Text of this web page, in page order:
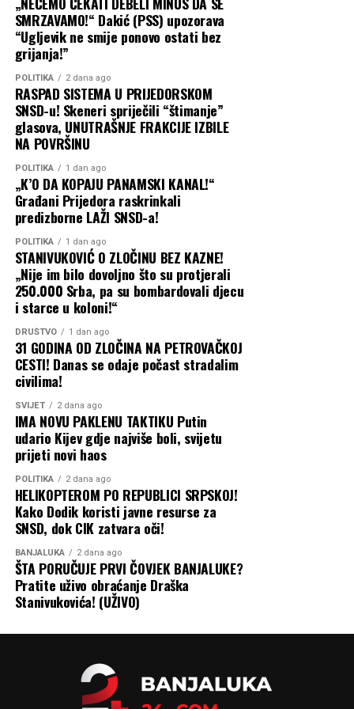
Lider DNP-a tvrdi i da njegova stranka ima podršku
između 13 i 15 odsto birača i da, prema njegovoj
procjeni, buduću vladu neće biti moguće formirati bez
DNP-a.
„Oni imaju problem sa mnom i neće me zaustaviti u
iznošenju istine. Mnogi ne mogu da me pogledaju u oči,
postoji strah između onoga što mogu da kažem i onoga
što ću već da kažem“, naveo je Knežević.
On je ocijenio i da je izlazak DNP-a iz vlade otvorio
prostor Spajiću, službama i bivšim partnerima te stranke
da pokušaju da politički oslabe DNP, ali tvrdi da u tome
nisu uspjeli.
Posebno se osvrnuo na rekonstrukciju Vlade Crne Gore,
za koju tvrdi da je pripremana bez znanja DNP-a dok se
on nalazio u Sjedinjenim Američkim Državama.
Prema njegovim riječima, Jelena Borovinić Bojović je
ranije željela da Podgoricu uvede u prinudnu upravu, da
bi potom dobila mjesto potpredsjednice Vlade, dok je
gradonačelnik Podgorice Saša Mujović ostao na funkciji.
Knežević je podsjetio i da se ranije tvrdilo da će DNP
smijeniti Mujovića.
On je ustavne promjene doveo u vezu sa
rekonstrukcijom Vlade i ocijenio da su one dogovorene
sa Demokratskom partijom socijalista uz učešće šefa
Delegacije EU u Crnoj Gori Johana Satlera.
„Ustavne promjene su bile uslov da dođe do
Dodao je da su rekonstrukcija i takozvani premijerski sat
SMRZAVAMO!“ Dakić (PSS) upozorava
“Ugljevik ne smije ponovo ostati bez
grijanja!”
POLITIKA 2 dana ago
RASPAD SISTEMA U PRIJEDORSKOM
SNSD-u! Skeneri spriječili “štimanje”
glasova, UNUTRAŠNJE FRAKCIJE IZBILE
NA POVRŠINU
POLITIKA 1 dan ago
„K’O DA KOPAJU PANAMSKI KANAL!“
Građani Prijedora raskrinkali
predizborne LAŽI SNSD-a!
POLITIKA 1 dan ago
STANIVUKOVIĆ O ZLOČINU BEZ KAZNE!
„Nije im bilo dovoljno što su protjerali
250.000 Srba, pa su bombardovali djecu
i starce u koloni!“
DRUŠTVO 1 dan ago
31 GODINA OD ZLOČINA NA PETROVAČKOJ
CESTI! Danas se odaje počast stradalim
civilima!
SVIJET 2 dana ago
IMA NOVU PAKLENU TAKTIKU Putin
udario Kijev gdje najviše boli, svijetu
prijeti novi haos
POLITIKA 2 dana ago
HELIKOPTEROM PO REPUBLICI SRPSKOJ!
Kako Dodik koristi javne resurse za
SNSD, dok CIK zatvara oči!
BANJALUKA 2 dana ago
ŠTA PORUČUJE PRVI ČOVJEK BANJALUKE?
Pratite uživo obraćanje Draška
Stanivukovića! (UŽIVO)